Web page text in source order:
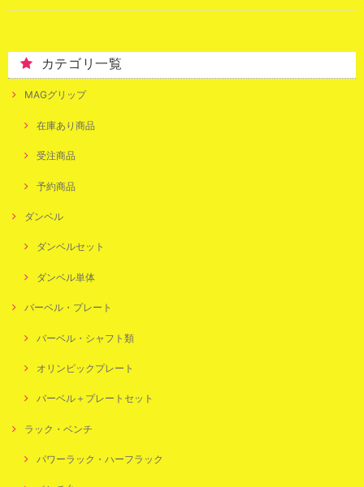
カテゴリ一覧
MAGグリップ
在庫あり商品
受注商品
予約商品
ダンベル
ダンベルセット
ダンベル単体
バーベル・プレート
バーベル・シャフト類
オリンピックプレート
バーベル＋プレートセット
ラック・ベンチ
パワーラック・ハーフラック